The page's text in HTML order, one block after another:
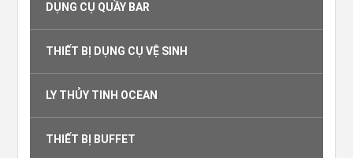
DỤNG CỤ QUẦY BAR
THIẾT BỊ DỤNG CỤ VỆ SINH
LY THỦY TINH OCEAN
THIẾT BỊ BUFFET